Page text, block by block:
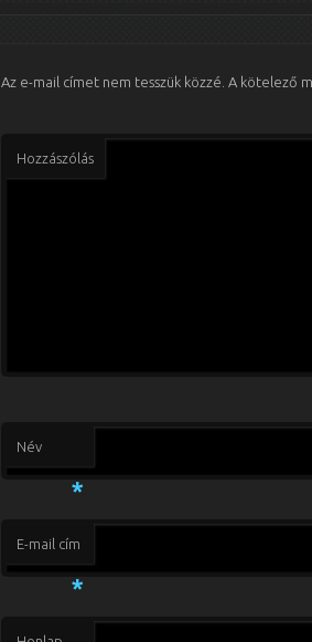
Az e-mail címet nem tesszük közzé. A kötelező
Hozzászólás
Név
*
E-mail cím
*